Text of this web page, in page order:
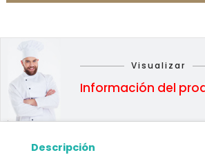
Visualizar
Información del
Descripción